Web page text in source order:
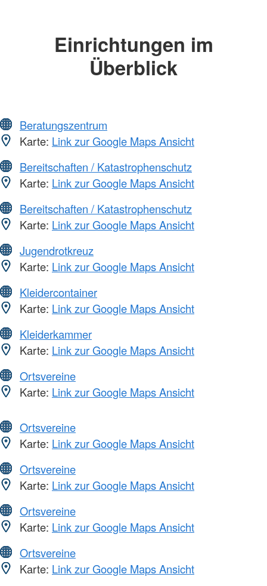
Einrichtungen im
Überblick
Beratungszentrum
Karte: Link zur Google Maps Ansicht
Bereitschaften / Katastrophenschutz
Karte: Link zur Google Maps Ansicht
Bereitschaften / Katastrophenschutz
Karte: Link zur Google Maps Ansicht
Jugendrotkreuz
Karte: Link zur Google Maps Ansicht
Kleidercontainer
Karte: Link zur Google Maps Ansicht
Kleiderkammer
Karte: Link zur Google Maps Ansicht
Ortsvereine
Karte: Link zur Google Maps Ansicht
Ortsvereine
Karte: Link zur Google Maps Ansicht
Ortsvereine
Karte: Link zur Google Maps Ansicht
Ortsvereine
Karte: Link zur Google Maps Ansicht
Ortsvereine
Karte: Link zur Google Maps Ansicht